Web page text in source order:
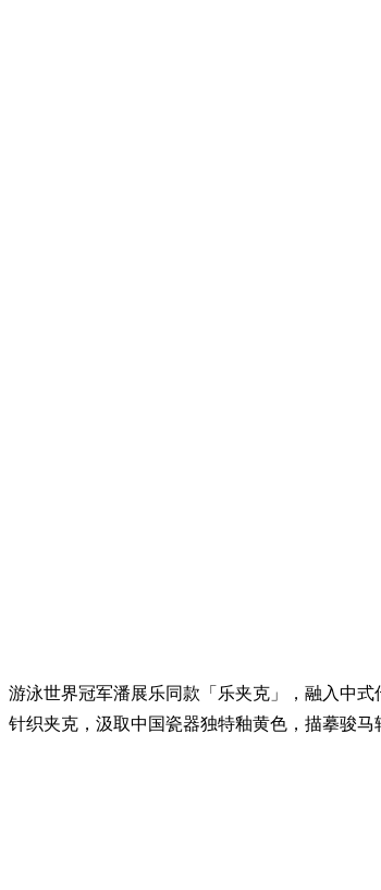
游泳世界冠军潘展乐同款「乐夹克」，融入中
针织夹克，汲取中国瓷器独特釉黄色，描摹骏